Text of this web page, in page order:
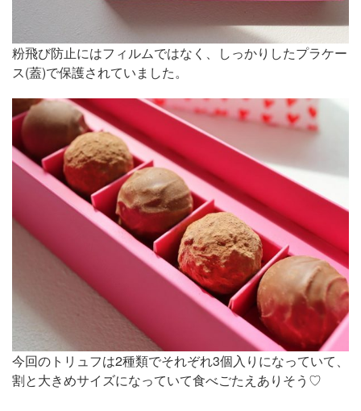
粉飛び防止にはフィルムではなく、しっかりしたプラケー
ス(蓋)で保護されていました。
今回のトリュフは2種類でそれぞれ3個入りになっていて、
割と大きめサイズになっていて食べごたえありそう♡